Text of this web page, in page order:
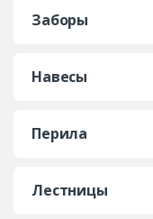
Заборы
Навесы
Перила
Лестницы